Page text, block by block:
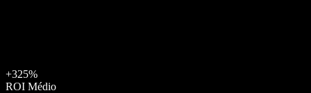
+325%
ROI Médio